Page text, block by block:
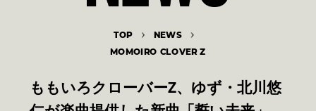
TOP NEWS
MOMOIRO CLOVER Z
ももいろクローバーZ、ゆず・北川悠